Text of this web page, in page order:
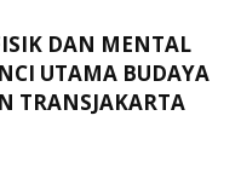
DAN MENTAL
UTAMA BUDAYA
TRANSJAKARTA